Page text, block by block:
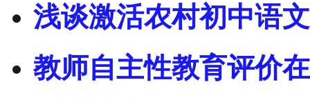
浅谈激活农村初中语
教师自主性教育评价